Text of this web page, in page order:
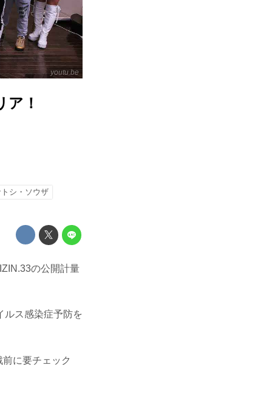
youtu.be
ア！
シ・ソウザ
の公開計量
ルス感染症予防を
に要チェック